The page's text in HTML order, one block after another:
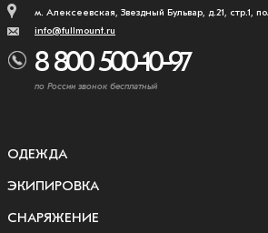
м. Алексеевская, Звездный Бульвар, д.21, стр.1,
info@fullmount.ru
8 800 500-10-97
по России звонок бесплатный
ОДЕЖДА
ЭКИПИРОВКА
СНАРЯЖЕНИЕ